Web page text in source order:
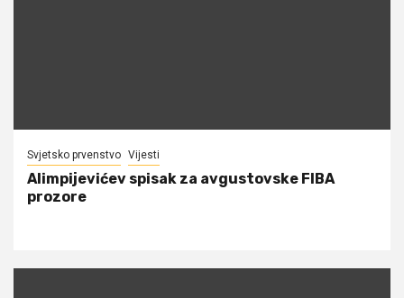
Svjetsko prvenstvo Vijesti
Alimpijevićev spisak za avgustovske FIBA
prozore